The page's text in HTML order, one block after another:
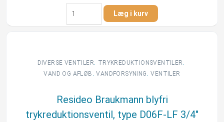
Resideo
Braukmann
blyfri
D06F-
LF
antal
Læg i kurv
DIVERSE VENTILER, TRYKREDUKTIONSVENTILER ,
VAND OG AFLØB ,VANDFORSYNING ,VENTILER
Resideo Braukmann blyfri
trykreduktionsventil, type D06F-LF 3/4″